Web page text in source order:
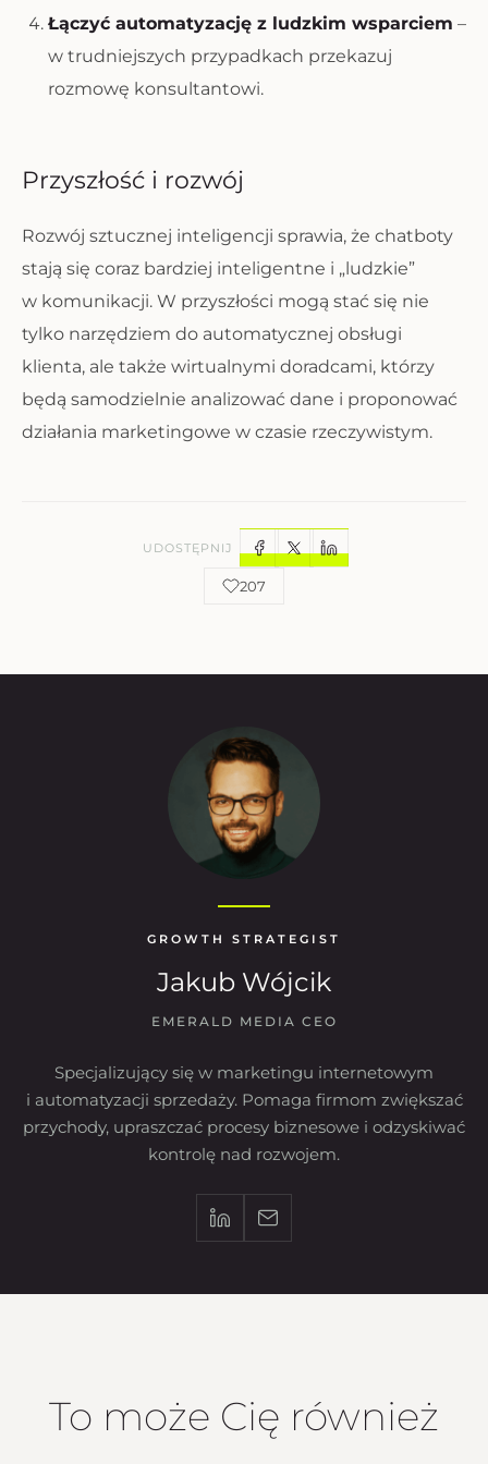
Łączyć automatyzację z ludzkim wsparciem –
w trudniejszych przypadkach przekazuj
rozmowę konsultantowi.
Przyszłość i rozwój
Rozwój sztucznej inteligencji sprawia, że chatboty
stają się coraz bardziej inteligentne i „ludzkie”
w komunikacji. W przyszłości mogą stać się nie
tylko narzędziem do automatycznej obsługi
klienta, ale także wirtualnymi doradcami, którzy
będą samodzielnie analizować dane i proponować
działania marketingowe w czasie rzeczywistym.
UDOSTĘPNIJ
207
GROWTH STRATEGIST
Jakub Wójcik
EMERALD MEDIA CEO
Specjalizujący się w marketingu internetowym
i automatyzacji sprzedaży. Pomaga firmom zwiększać
przychody, upraszczać procesy biznesowe i odzyskiwać
kontrolę nad rozwojem.
To może Cię również